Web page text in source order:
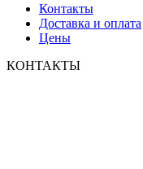
Контакты
Доставка и оплата
Цены
КОНТАКТЫ